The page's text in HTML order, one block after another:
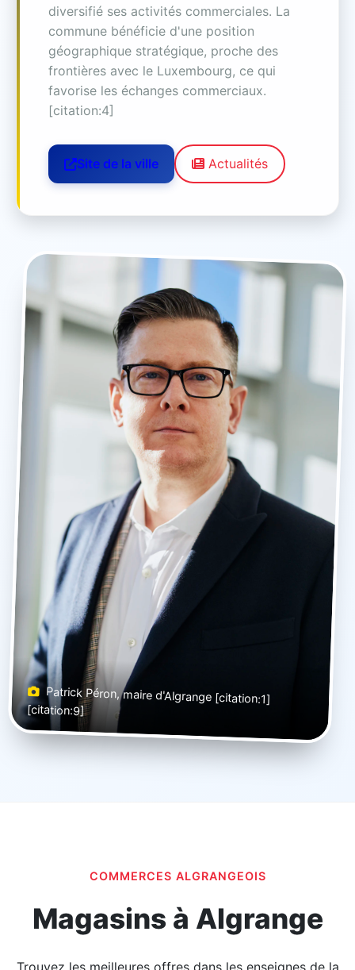
diversifié ses activités commerciales. La
commune bénéficie d'une position
géographique stratégique, proche des
frontières avec le Luxembourg, ce qui
favorise les échanges commerciaux.
[citation:4]
Site de la ville Actualités
Patrick Péron, maire d'Algrange [citation:1]
[citation:9]
COMMERCES ALGRANGEOIS
Magasins à Algrange
Trouvez les meilleures offres dans les enseignes de la